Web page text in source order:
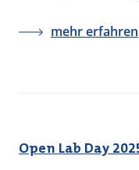
mehr erfahren
Open Lab Day